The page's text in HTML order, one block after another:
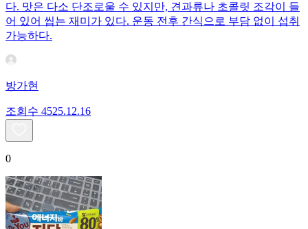
다. 맛은 다소 단조로울 수 있지만, 견과류나 초콜릿 조각이 들
어 있어 씹는 재미가 있다. 운동 전후 간식으로 부담 없이 섭취
가능하다.
방가현
조회수 4525.12.16
0